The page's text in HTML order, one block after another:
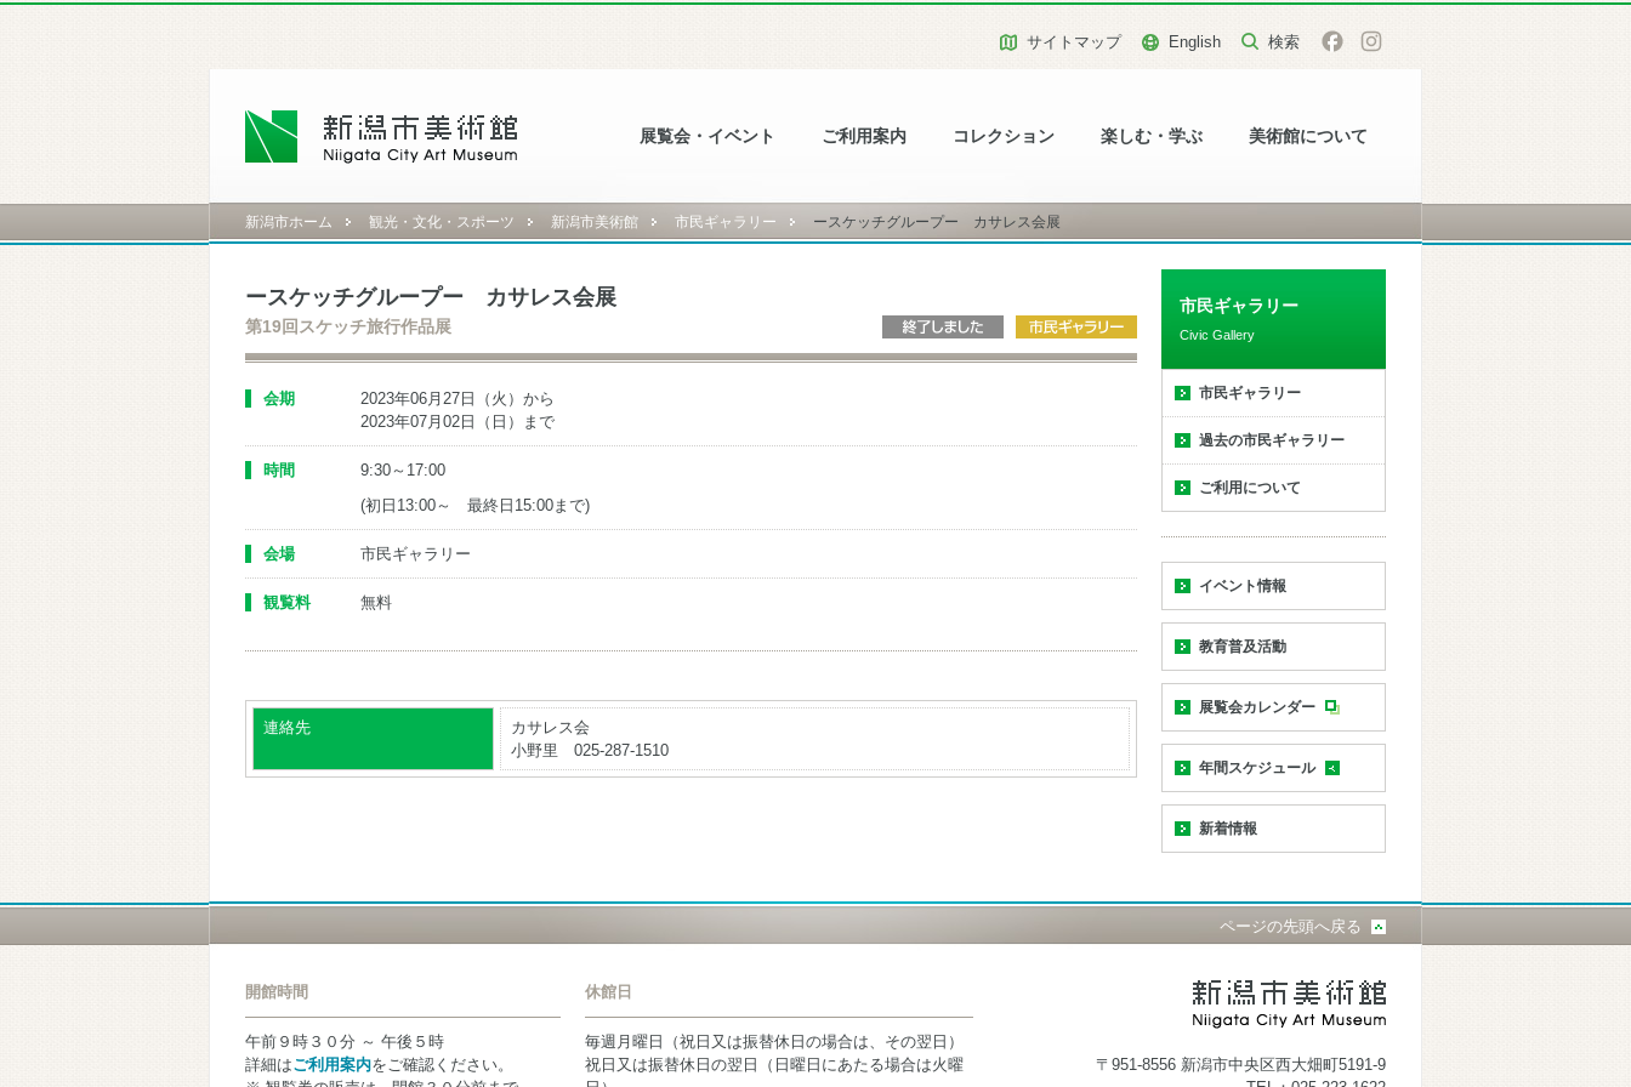
展覧会・イベント ご利用案内 コレクション 楽しむ・学ぶ 美術館について
サイトマップ English
新潟市ホーム 観光・文化・スポーツ 新潟市美術館 市民ギャラリー ースケッチグループー カサレス会展
ースケッチグループー カサレス会展
第19回スケッチ旅行作品展
会期
2023年06月27日（火）から
2023年07月02日（日）まで
時間
9:30～17:00
(初日13:00～ 最終日15:00まで)
会場 市民ギャラリー
観覧料 無料
連絡先
カサレス会
小野里 025-287-1510
市民ギャラリー
Civic Gallery
市民ギャラリー
過去の市民ギャラリー
ご利用について
イベント情報
教育普及活動
展覧会カレンダー
年間スケジュール
新着情報
ページの先頭へ戻る
開館時間
午前９時３０分 ～ 午後５時
詳細はご利用案内をご確認ください。
休館日
毎週月曜日（祝日又は振替休日の場合は、その翌日）
祝日又は振替休日の翌日（日曜日にあたる場合は火曜
〒951-8556 新潟市中央区西大畑町5191-9